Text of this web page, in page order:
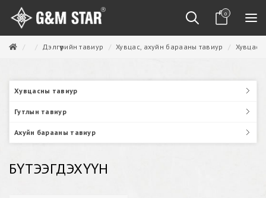
0
Дэлгүүрийн тавиур Хувцас, ахуйн барааны тавиур
Хувцасны тавиур
Гутлын тавиур
Ахуйн барааны тавиур
БҮТЭЭГДЭХҮҮН